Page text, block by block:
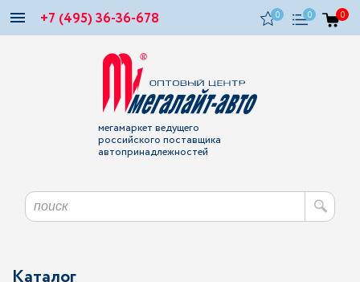
+7 (495) 36-36-678 0 0 0
мегамаркет ведущего
российского поставщика
автопринадлежностей